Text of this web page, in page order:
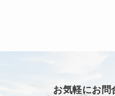
お気軽にお問